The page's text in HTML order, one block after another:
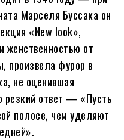
Марселя Буссака он
«New look»,
от
произвела фурор в
не оценившая
резкий ответ — «Пусть
полосе, чем уделяют